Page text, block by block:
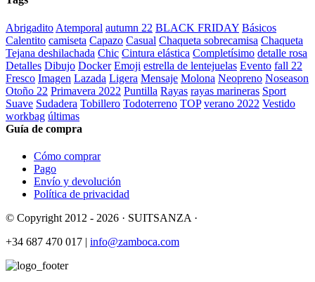
Abrigadito Atemporal autumn 22 BLACK FRIDAY Básicos
Calentito camiseta Capazo Casual Chaqueta sobrecamisa Chaqueta
Tejana deshilachada Chic Cintura elástica Completísimo detalle rosa
Detalles Dibujo Docker Emoji estrella de lentejuelas Evento fall 22
Fresco Imagen Lazada Ligera Mensaje Molona Neopreno Noseason
Otoño 22 Primavera 2022 Puntilla Rayas rayas marineras Sport
Suave Sudadera Tobillero Todoterreno TOP verano 2022 Vestido
workbag últimas
Guía de compra
Cómo comprar
Pago
Envío y devolución
Política de privacidad
© Copyright 2012 - 2026 · SUITSANZA ·
+34 687 470 017 | info@zamboca.com